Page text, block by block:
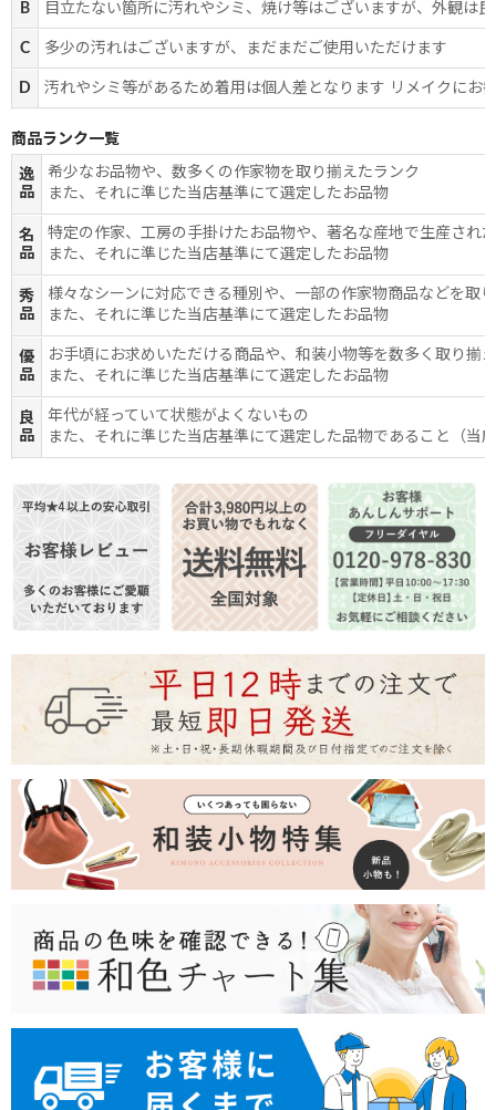
B 目立たない箇所に汚れやシミ、焼け等はございますが、外観は
C 多少の汚れはございますが、まだまだご使用いただけます
D 汚れやシミ等があるため着用は個人差となります リメイクにお
商品ランク一覧
逸
品
希少なお品物や、数多くの作家物を取り揃えたランク
また、それに準じた当店基準にて選定したお品物
名
品
特定の作家、工房の手掛けたお品物や、著名な産地で生産され
また、それに準じた当店基準にて選定したお品物
秀
品
様々なシーンに対応できる種別や、一部の作家物商品などを取
また、それに準じた当店基準にて選定したお品物
優
品
お手頃にお求めいただける商品や、和装小物等を数多く取り揃
また、それに準じた当店基準にて選定したお品物
良
品
年代が経っていて状態がよくないもの
また、それに準じた当店基準にて選定した品物であること（当